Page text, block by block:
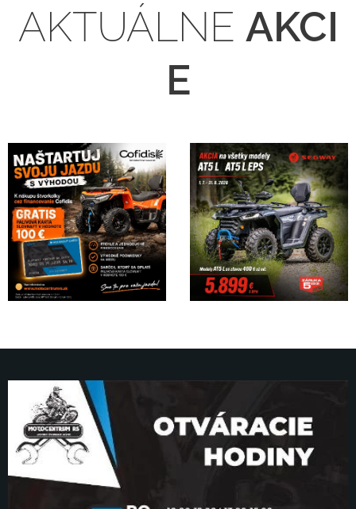
AKTUÁLNE AKCI
E